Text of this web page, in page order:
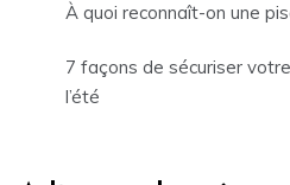
À quoi reconnaît-on une
7 façons de sécuriser
l’été